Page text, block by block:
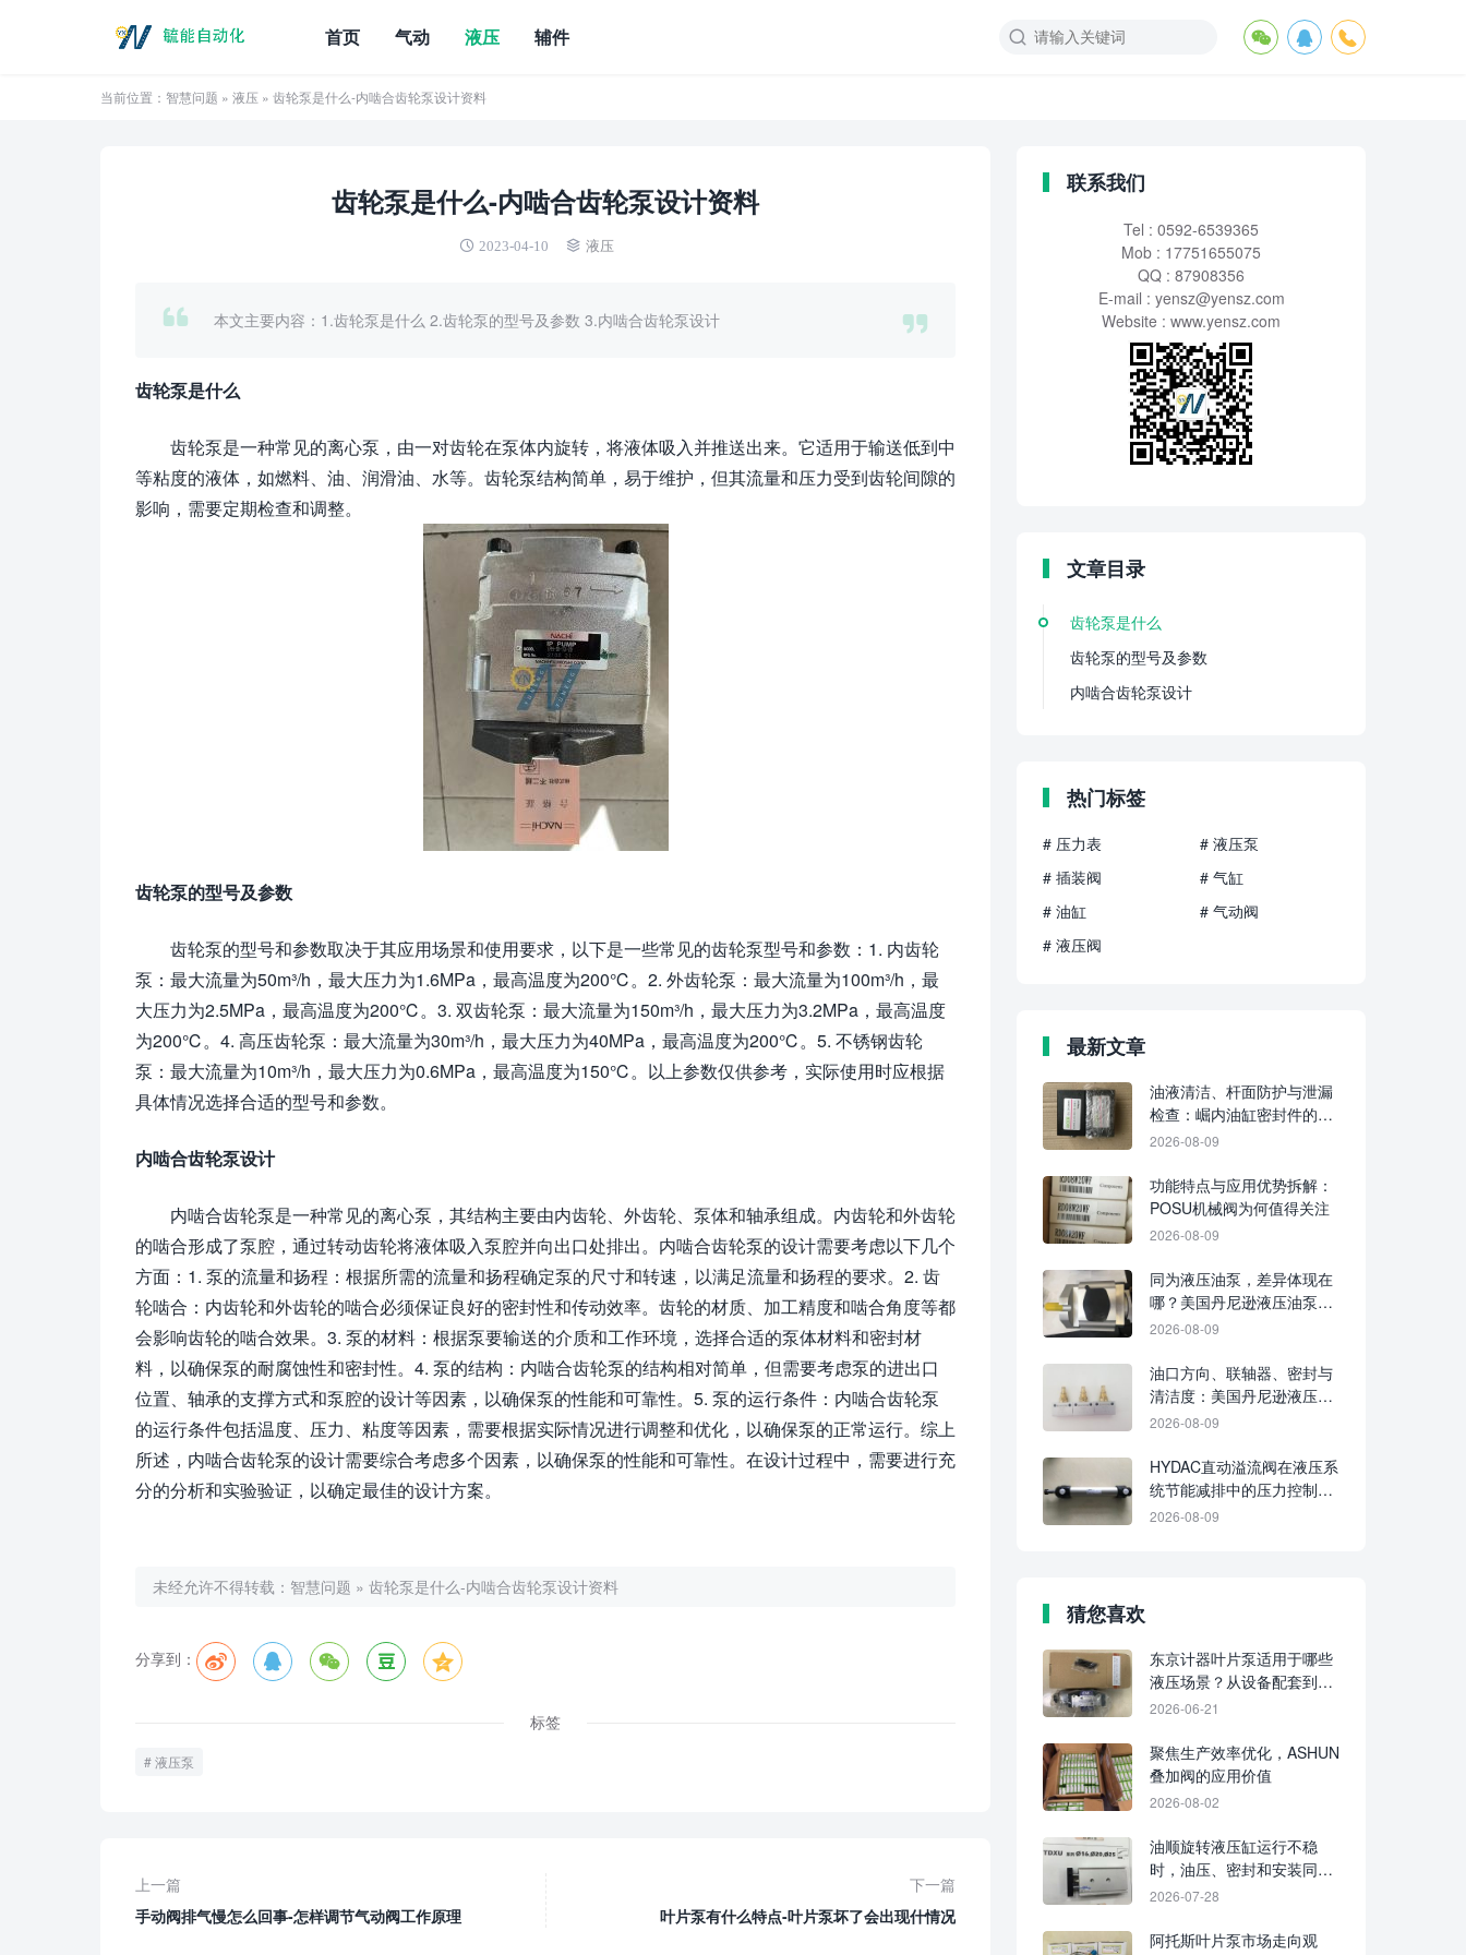
首页 气动 液压 辅件
当前位置： 智慧问题 » 液压 » 齿轮泵是什么-内啮合齿轮泵设计资料
齿轮泵是什么-内啮合齿轮泵设计资料
2023-04-10 液压
本文主要内容：1.齿轮泵是什么 2.齿轮泵的型号及参数 3.内啮合齿轮泵设计
齿轮泵是什么
齿轮泵是一种常见的离心泵，由一对齿轮在泵体内旋转，将液体吸入并推送出来。它适用于输送低到中
等粘度的液体，如燃料、油、润滑油、水等。齿轮泵结构简单，易于维护，但其流量和压力受到齿轮间隙的
影响，需要定期检查和调整。
齿轮泵的型号及参数
齿轮泵的型号和参数取决于其应用场景和使用要求，以下是一些常见的齿轮泵型号和参数：1. 内齿轮
泵：最大流量为50m³/h，最大压力为1.6MPa，最高温度为200℃。2. 外齿轮泵：最大流量为100m³/h，最
大压力为2.5MPa，最高温度为200℃。3. 双齿轮泵：最大流量为150m³/h，最大压力为3.2MPa，最高温度
为200℃。4. 高压齿轮泵：最大流量为30m³/h，最大压力为40MPa，最高温度为200℃。5. 不锈钢齿轮
泵：最大流量为10m³/h，最大压力为0.6MPa，最高温度为150℃。以上参数仅供参考，实际使用时应根据
具体情况选择合适的型号和参数。
内啮合齿轮泵设计
内啮合齿轮泵是一种常见的离心泵，其结构主要由内齿轮、外齿轮、泵体和轴承组成。内齿轮和外齿轮
的啮合形成了泵腔，通过转动齿轮将液体吸入泵腔并向出口处排出。内啮合齿轮泵的设计需要考虑以下几个
方面：1. 泵的流量和扬程：根据所需的流量和扬程确定泵的尺寸和转速，以满足流量和扬程的要求。2. 齿
轮啮合：内齿轮和外齿轮的啮合必须保证良好的密封性和传动效率。齿轮的材质、加工精度和啮合角度等都
会影响齿轮的啮合效果。3. 泵的材料：根据泵要输送的介质和工作环境，选择合适的泵体材料和密封材
料，以确保泵的耐腐蚀性和密封性。4. 泵的结构：内啮合齿轮泵的结构相对简单，但需要考虑泵的进出口
位置、轴承的支撑方式和泵腔的设计等因素，以确保泵的性能和可靠性。5. 泵的运行条件：内啮合齿轮泵
的运行条件包括温度、压力、粘度等因素，需要根据实际情况进行调整和优化，以确保泵的正常运行。综上
所述，内啮合齿轮泵的设计需要综合考虑多个因素，以确保泵的性能和可靠性。在设计过程中，需要进行充
分的分析和实验验证，以确定最佳的设计方案。
未经允许不得转载： 智慧问题 » 齿轮泵是什么-内啮合齿轮泵设计资料
分享到：
标签
液压泵
上一篇
手动阀排气慢怎么回事-怎样调节气动阀工作原理
下一篇
叶片泵有什么特点-叶片泵坏了会出现什情况
联系我们
Tel : 0592-6539365
Mob : 17751655075
QQ : 87908356
E-mail : yensz@yensz.com
Website : www.yensz.com
文章目录
齿轮泵是什么
齿轮泵的型号及参数
内啮合齿轮泵设计
热门标签
# 压力表
# 液压泵
# 插装阀
# 气缸
# 油缸
# 气动阀
# 液压阀
最新文章
油液清洁、杆面防护与泄漏
检查：崛内油缸密封件的三
项日常维护重点
2026-08-09
功能特点与应用优势拆解：
POSU机械阀为何值得关注
2026-08-09
同为液压油泵，差异体现在
哪？美国丹尼逊液压油泵与
普通液压油泵的型号、结构
2026-08-09
油口方向、联轴器、密封与
清洁度：美国丹尼逊液压油
泵安装前的四项检查
2026-08-09
HYDAC直动溢流阀在液压系
统节能减排中的压力控制价
值
2026-08-09
猜您喜欢
东京计器叶片泵适用于哪些
液压场景？从设备配套到产
线维护的选型参考
2026-06-21
聚焦生产效率优化，ASHUN
叠加阀的应用价值
2026-08-02
油顺旋转液压缸运行不稳
时，油压、密封和安装同轴
度应逐项排查
2026-07-28
阿托斯叶片泵市场走向观